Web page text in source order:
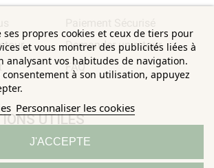
ses propres cookies et ceux de tiers pour
et vous montrer des publicités liées à
analysant vos habitudes de navigation.
à son utilisation, appuyez
Personnaliser les cookies
J'ACCEPTE
Demander un retour
FAQ
UTILES